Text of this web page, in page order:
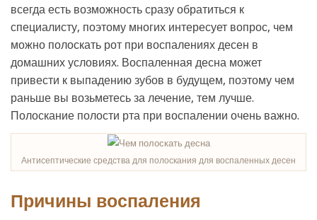
всегда есть возможность сразу обратиться к
специалисту, поэтому многих интересует вопрос, чем
можно полоскать рот при воспалениях десен в
домашних условиях. Воспаленная десна может
привести к выпадению зубов в будущем, поэтому чем
раньше вы возьметесь за лечение, тем лучше.
Полоскание полости рта при воспалении очень важно.
Антисептические средства для полоскания для воспаленных десен
Причины воспаления